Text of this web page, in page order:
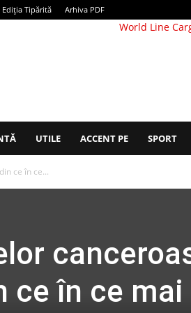
Ediția Tipărită Arhiva PDF
UTILE ACCENT PE SPORT
ce în ce...
ce în ce mai